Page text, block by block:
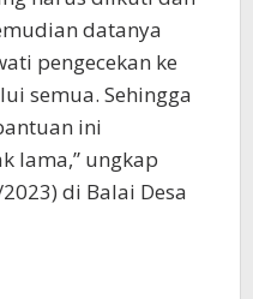
datanya
pengecekan ke
semua. Sehingga
ini
lama,” ungkap
di Balai Desa